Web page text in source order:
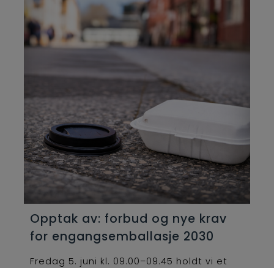
Opptak av: forbud og nye krav
for engangsemballasje 2030
Fredag 5. juni kl. 09.00–09.45 holdt vi et